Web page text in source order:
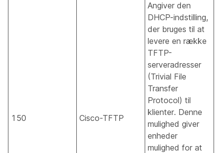
150 Cisco-TFTP
Angiver den
DHCP-indstilling,
der bruges til at
levere en række
TFTP-
serveradresser
(Trivial File
Transfer
Protocol) til
klienter. Denne
mulighed giver
enheder
mulighed for at